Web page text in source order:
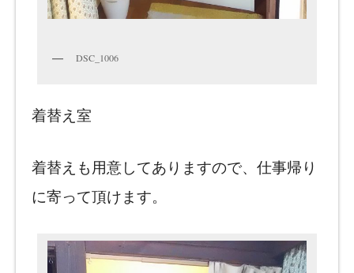
DSC_1006
着替え室
着替えも用意してありますので、仕事帰り
に寄って頂けます。